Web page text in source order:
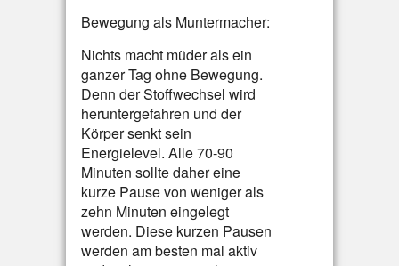
Bewegung als Muntermacher:
Nichts macht müder als ein
ganzer Tag ohne Bewegung.
Denn der Stoffwechsel wird
heruntergefahren und der
Körper senkt sein
Energielevel. Alle 70-90
Minuten sollte daher eine
kurze Pause von weniger als
zehn Minuten eingelegt
werden. Diese kurzen Pausen
werden am besten mal aktiv